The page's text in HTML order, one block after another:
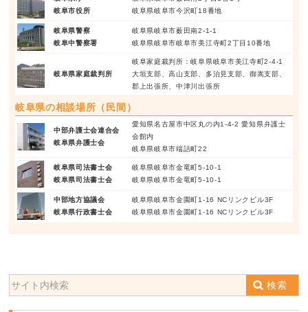
岐阜市役所
岐阜県岐阜市今沢町18番地
岐阜県警察
岐阜中警察署
岐阜県岐阜市薮田南2-1-1
岐阜県岐阜市岐阜市美江寺町2丁目10番地
岐阜県家庭裁判所
岐阜家庭裁判所：岐阜県岐阜市美江寺町2-4-1
大垣支部、高山支部、多治見支部、御嵩支部、
郡上出張所、中津川出張所
岐阜県の相談場所（民間）
中部弁護士会連合会
岐阜県弁護士会
愛知県名古屋市中区丸の内1-4-2 愛知県弁護士
会館内
岐阜県岐阜市端詰町22
岐阜県司法書士会
岐阜県司法書士会
岐阜県岐阜市金竜町5-10-1
岐阜県岐阜市金竜町5-10-1
中部地方協議会
岐阜県行政書士会
岐阜県岐阜市金園町1-16 NCリンクビル3F
岐阜県岐阜市金園町1-16 NCリンクビル3F
検索